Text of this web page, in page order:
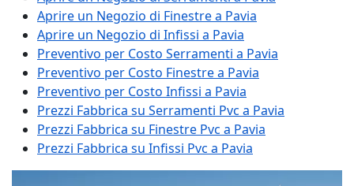
Aprire un Negozio di Finestre a Pavia
Aprire un Negozio di Infissi a Pavia
Preventivo per Costo Serramenti a Pavia
Preventivo per Costo Finestre a Pavia
Preventivo per Costo Infissi a Pavia
Prezzi Fabbrica su Serramenti Pvc a Pavia
Prezzi Fabbrica su Finestre Pvc a Pavia
Prezzi Fabbrica su Infissi Pvc a Pavia